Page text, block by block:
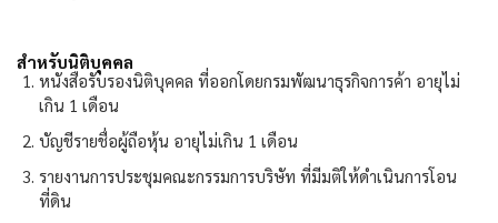
สำหรับนิติบุคคล
หนังสือรับรองนิติบุคคล ที่ออกโดยกรมพัฒนาธุรกิจการค้า อายุไม่
เกิน 1 เดือน
บัญชีรายชื่อผู้ถือหุ้น อายุไม่เกิน 1 เดือน
รายงานการประชุมคณะกรรมการบริษัท ที่มีมติให้ดำเนินการโอน
ที่ดิน